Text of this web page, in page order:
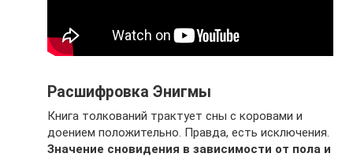
Расшифровка Энигмы
Книга толкований трактует сны с коровами и
доением положительно. Правда, есть исключения.
Значение сновидения в зависимости от пола и